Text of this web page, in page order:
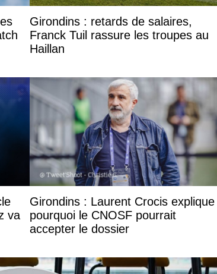
Girondins : retards de salaires,
Franck Tuil rassure les troupes au
Haillan
va
Girondins : Laurent Crocis explique
pourquoi le CNOSF pourrait
accepter le dossier